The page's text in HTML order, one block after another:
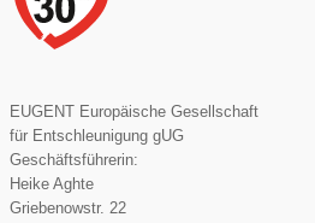
EUGENT Europäische Gesellschaft
für Entschleunigung gUG
Geschäftsführerin:
Heike Aghte
Griebenowstr. 22